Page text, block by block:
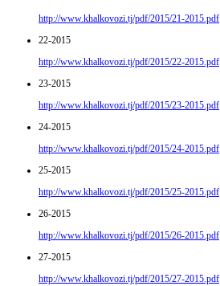
http://www.khalkovozi.tj/pdf/2015/21-2015.pdf
22-2015
http://www.khalkovozi.tj/pdf/2015/22-2015.pdf
23-2015
http://www.khalkovozi.tj/pdf/2015/23-2015.pdf
24-2015
http://www.khalkovozi.tj/pdf/2015/24-2015.pdf
25-2015
http://www.khalkovozi.tj/pdf/2015/25-2015.pdf
26-2015
http://www.khalkovozi.tj/pdf/2015/26-2015.pdf
27-2015
http://www.khalkovozi.tj/pdf/2015/27-2015.pdf